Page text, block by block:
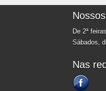
De 2ª
Sábados,
Nas